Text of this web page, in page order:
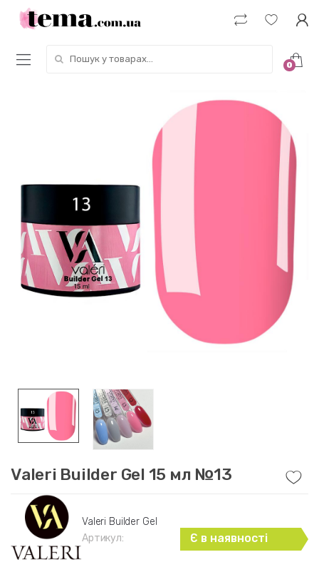
0
Valeri Builder Gel 15 мл №13
Valeri Builder Gel
Артикул:
Є в наявності